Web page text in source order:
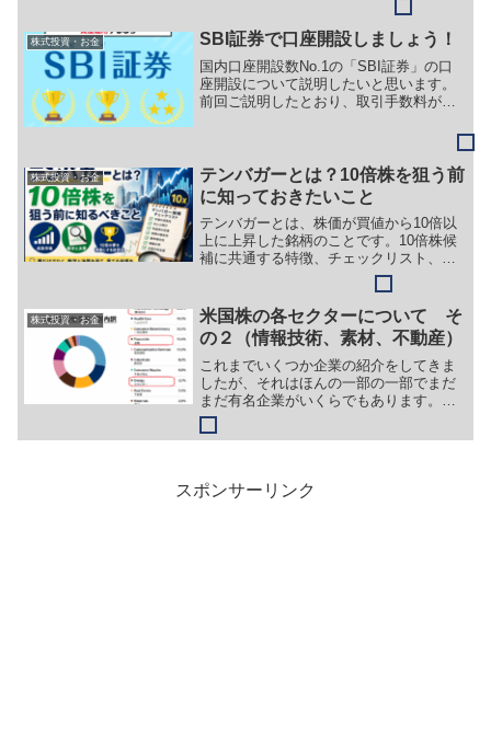
株式投資・お金 SBI証券で口座開設しましょう！
国内口座開設数No.1の「SBI証券」の口
座開設について説明したいと思います。
前回ご説明したとおり、取引手数料が安
株式投資・お金
テンバガーとは？10倍株を狙う前
に知っておきたいこと
テンバガーとは、株価が買値から10倍以
上に上昇した銘柄のことです。10倍株候
補に共通する特徴、チェックリスト、初
心者がやってはいけないことを会社員投
資家目線でわかりやすく解説します。
株式投資・お金
米国株の各セクターについて そ
の２（情報技術、素材、不動産）
これまでいくつか企業の紹介をしてきま
したが、それはほんの一部の一部でまだ
まだ有名企業がいくらでもあります。今
回はその企業ひとつひとつではなく、企
業が取り組んでいる事業の分野（セクタ
スポンサーリンク